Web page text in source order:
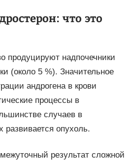
что это
продуцируют надпочечники
(около 5 %). Значительное
андрогена в крови
процессы в
случаев в
развивается опухоль.
результат сложной